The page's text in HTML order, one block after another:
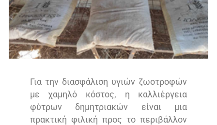
Για την διασφάλιση υγιών ζωοτροφών
με χαμηλό κόστος, η καλλιέργεια
φύτρων δημητριακών είναι μια
πρακτική φιλική προς το περιβάλλον